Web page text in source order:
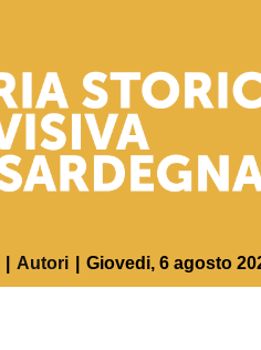
Autori Giovedi, 6 agosto